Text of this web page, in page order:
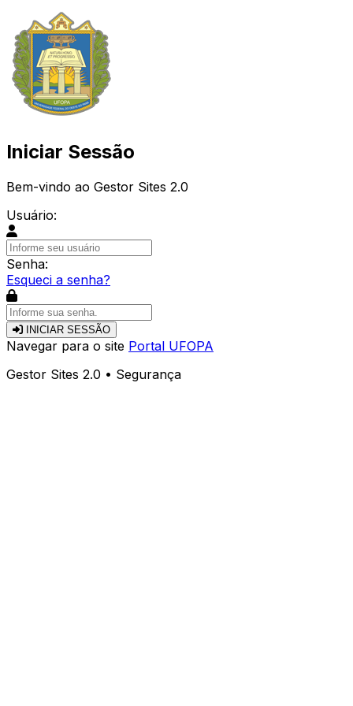
Iniciar Sessão
Bem-vindo ao Gestor Sites 2.0
Usuário:
Senha:
Esqueci a senha?
INICIAR SESSÃO
Navegar para o site Portal UFOPA
Gestor Sites 2.0 • Segurança